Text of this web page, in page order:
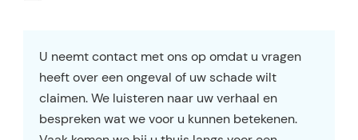
U neemt contact met ons op omdat u vragen
heeft over een ongeval of uw schade wilt
claimen. We luisteren naar uw verhaal en
bespreken wat we voor u kunnen betekenen.